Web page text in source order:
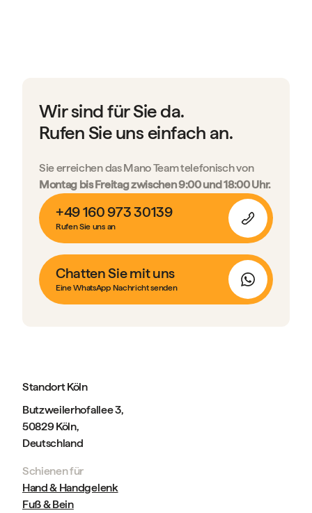
Wir sind für Sie da.
Rufen Sie uns einfach an.
Sie erreichen das Mano Team telefonisch von
Montag bis Freitag zwischen 9:00 und 18:00 Uhr.
+49 160 973 30139
Rufen Sie uns an
Chatten Sie mit uns
Eine WhatsApp Nachricht senden
Standort Köln
Butzweilerhofallee 3,
50829 Köln,
Deutschland
Schienen für
Hand & Handgelenk
Fuß & Bein